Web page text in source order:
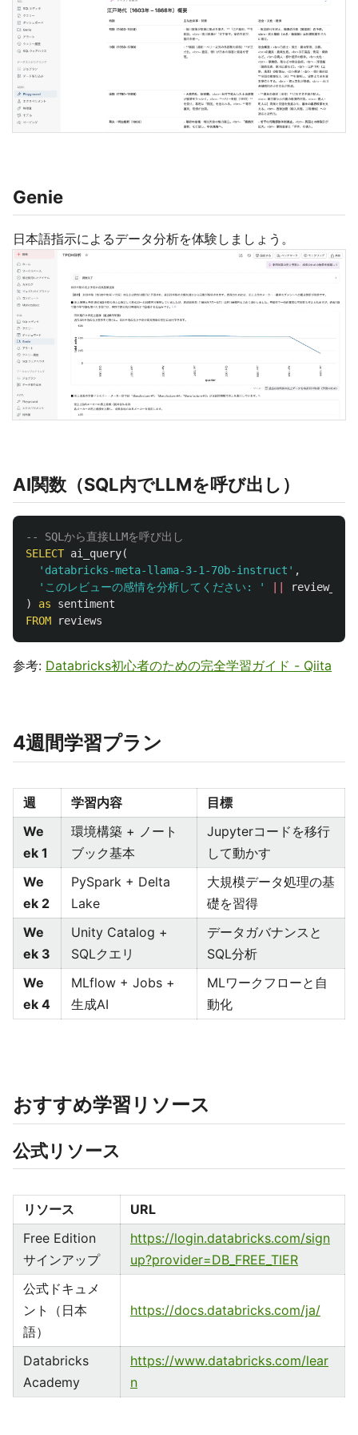
Genie
日本語指示によるデータ分析を体験しましょう。
AI関数（SQL内でLLMを呼び出し）
-- SQLから直接LLMを呼び出し
SELECT ai_query(
'databricks-meta-llama-3-1-70b-instruct' ,
'このレビューの感情を分析してください: '
)
as
sentiment
FROM
reviews
参考: Databricks初心者のための完全学習ガイド - Qiita
4週間学習プラン
週 学習内容
目標
We
ek 1
環境構築 + ノート
ブック基本
Jupyterコードを移行
して動かす
We
ek 2
PySpark + Delta
Lake
大規模データ処理の基
礎を習得
We
ek 3
Unity Catalog +
SQLクエリ
データガバナンスと
SQL分析
We
ek 4
MLflow + Jobs +
生成AI
MLワークフローと自
動化
おすすめ学習リソース
公式リソース
リソース
URL
Free Edition
サインアップ
https://login.databricks.com/sign
up?provider=DB_FREE_TIER
公式ドキュメ
ント（日本
語）
https://docs.databricks.com/ja/
Databricks
Academy
https://www.databricks.com/lear
n